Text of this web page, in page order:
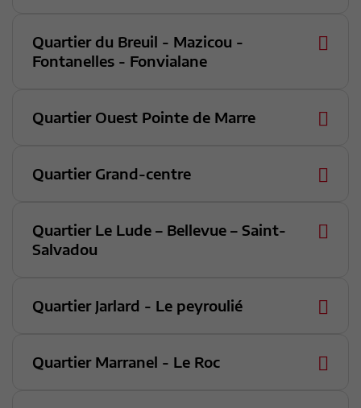
Quartier du Breuil - Mazicou -
Fontanelles - Fonvialane
Quartier Ouest Pointe de Marre
Quartier Grand-centre
Quartier Le Lude – Bellevue – Saint-
Salvadou
Quartier Jarlard - Le peyroulié
Quartier Marranel - Le Roc